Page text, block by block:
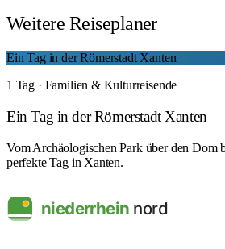
Weitere Reiseplaner
Ein Tag in der Römerstadt Xanten
1 Tag · Familien & Kulturreisende
Ein Tag in der Römerstadt Xanten
Vom Archäologischen Park über den Dom
perfekte Tag in Xanten.